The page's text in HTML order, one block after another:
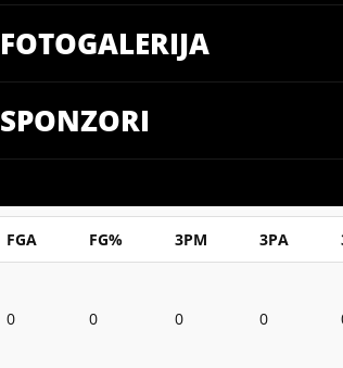
FOTOGALERIJA
SPONZORI
FGA FG% 3PM 3PA
0 0 0 0